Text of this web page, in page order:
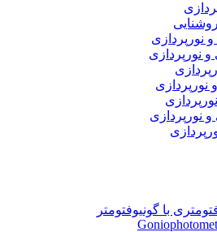
نورپردازی
و نورپردازی
نورپردازی
و نورپردازی
با گونیوفتومتر